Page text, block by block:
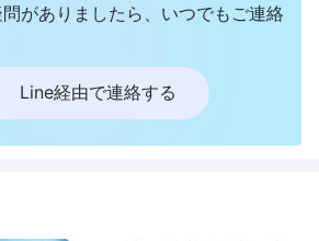
がありましたら、いつでもご連絡
Line経由で連絡する